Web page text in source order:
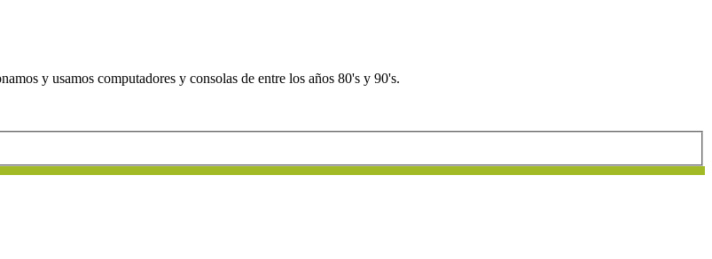
y usamos computadores y consolas de entre los años 80's y 90's.